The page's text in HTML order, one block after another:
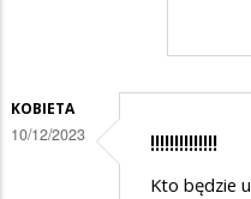
5
w
Suwałkach
KOBIETA
10/12/2023 !!!!!!!!!!!!!!
Kto będzie